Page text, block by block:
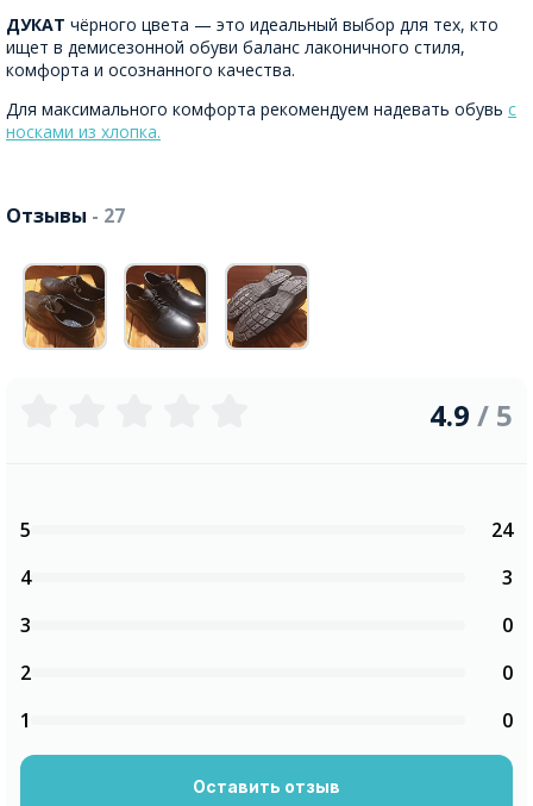
ДУКАТ чёрного цвета — это идеальный выбор для тех, кто
ищет в демисезонной обуви баланс лаконичного стиля,
комфорта и осознанного качества.
Для максимального комфорта рекомендуем надевать обувь с
носками из хлопка.
Отзывы - 27
4.9 / 5
5
24
4
3
3
0
2
0
1
0
Оставить отзыв